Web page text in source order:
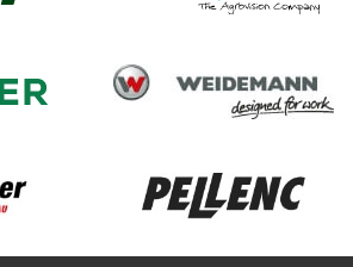
Weidemann
Pellenc